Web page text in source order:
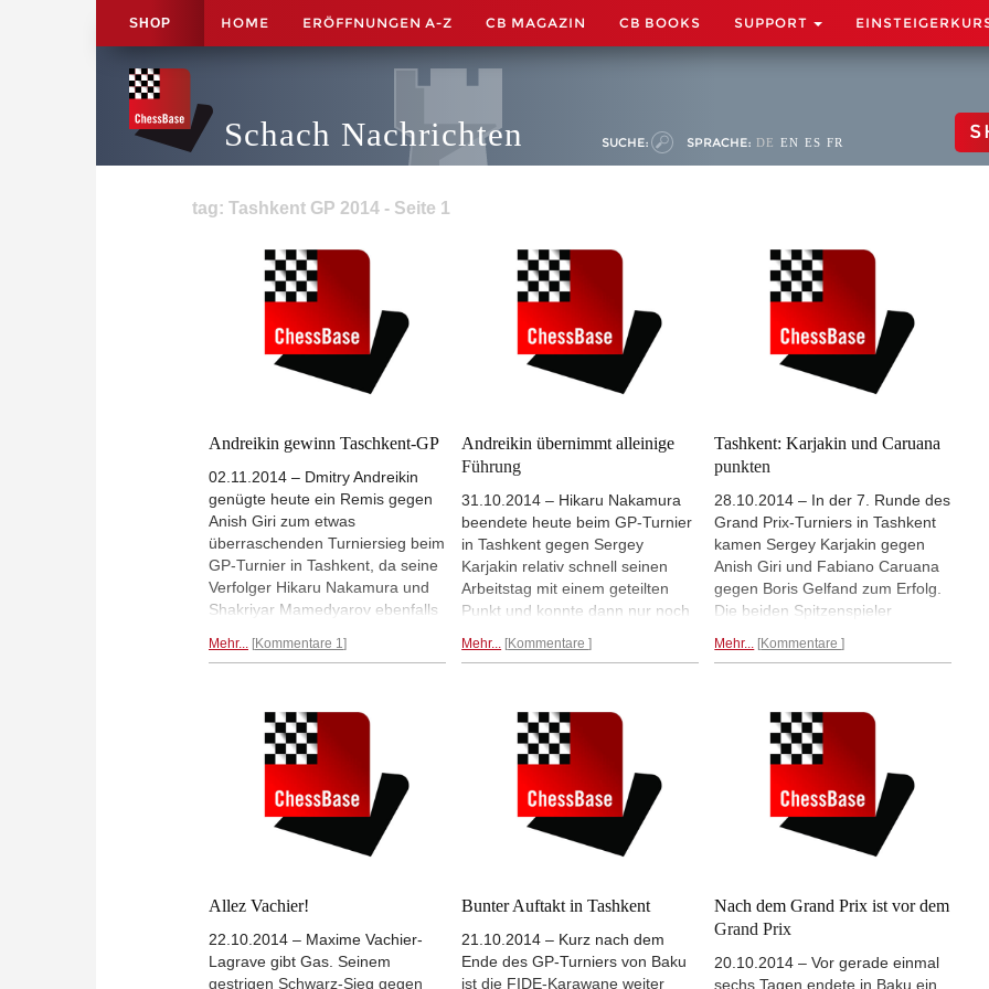
SHOP HOME ERÖFFNUNGEN A-Z CB MAGAZIN CB BOOKS SUPPORT
Schach Nachrichten SUCHE: SPRACHE: DE EN ES FR
tag: Tashkent GP 2014 - Seite 1
Andreikin gewinn Taschkent-GP
02.11.2014 – Dmitry Andreikin
genügte heute ein Remis gegen
Anish Giri zum etwas
überraschenden Turniersieg beim
GP-Turnier in Tashkent, da seine
Verfolger Hikaru Nakamura und
Shakriyar Mamedyarov ebenfalls
Fabiano Caruana and Sergey
Rustam Kasimdzhanov in der
Tabelle noch etwas vor.
Mehr... Kommentare 1
Andreikin übernimmt alleinige
Führung
31.10.2014 – Hikaru Nakamura
beendete heute beim GP-Turnier
in Tashkent gegen Sergey
Karjakin relativ schnell seinen
Arbeitstag mit einem geteilten
Punkt und konnte dann nur noch
Spitzenspiel des Tages gegen
Punkt einfuhr. Zu einem Sieg kam
auch Shakhriyar Mamedyarov
gegen Dmitry Jakovenko.
Mehr... Kommentare
Tashkent: Karjakin und Caruana
punkten
28.10.2014 – In der 7. Runde des
Grand Prix-Turniers in Tashkent
kamen Sergey Karjakin gegen
Anish Giri und Fabiano Caruana
gegen Boris Gelfand zum Erfolg.
Die beiden Spitzenspieler
egalisieren und liegen im
Dmitry Andrejkin und Hikaru
Nakamura bleiben in Führung.
Mehr... Kommentare
Allez Vachier!
22.10.2014 – Maxime Vachier-
Lagrave gibt Gas. Seinem
gestrigen Schwarz-Sieg gegen
Bunter Auftakt in Tashkent
21.10.2014 – Kurz nach dem
Ende des GP-Turniers von Baku
ist die FIDE-Karawane weiter
Nach dem Grand Prix ist vor dem
Grand Prix
20.10.2014 – Vor gerade einmal
sechs Tagen endete in Baku ein